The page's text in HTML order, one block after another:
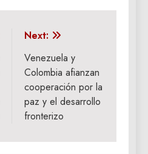
Next:
Venezuela y
Colombia afianzan
cooperación por la
paz y el desarrollo
fronterizo